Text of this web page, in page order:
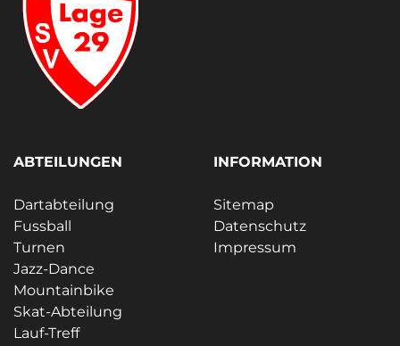
ABTEILUNGEN
Dartabteilung
Fussball
Turnen
Jazz-Dance
Mountainbike
Skat-Abteilung
Lauf-Treff
INFORMATION
Sitemap
Datenschutz
Impressum